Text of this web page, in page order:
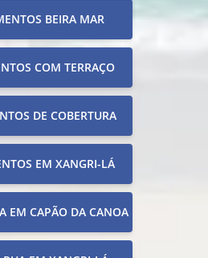
BEIRA MAR
COM TERRAÇO
DE COBERTURA
EM XANGRI-LÁ
EM CAPÃO DA CANOA